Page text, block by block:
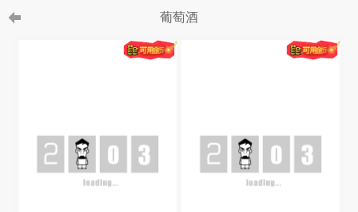
葡萄酒